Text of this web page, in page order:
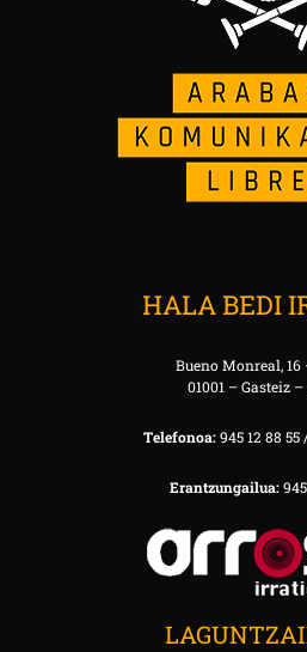
HALA BEDI
Bueno Monreal, 16
01001 – Gasteiz
Telefonoa:945 12 88 55
Erantzungailua: